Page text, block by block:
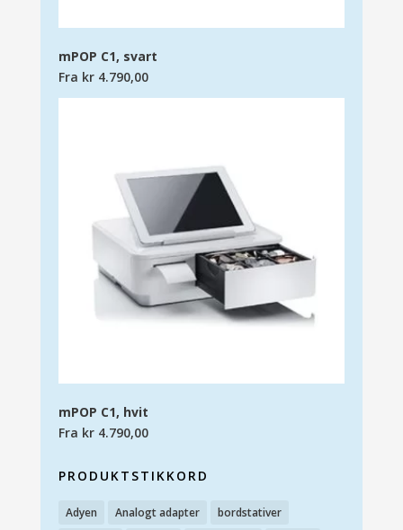
mPOP C1, svart
Fra kr4.790,00
mPOP C1, hvit
Fra kr4.790,00
PRODUKTSTIKKORD
Adyen Analogt adapter
bordstativer